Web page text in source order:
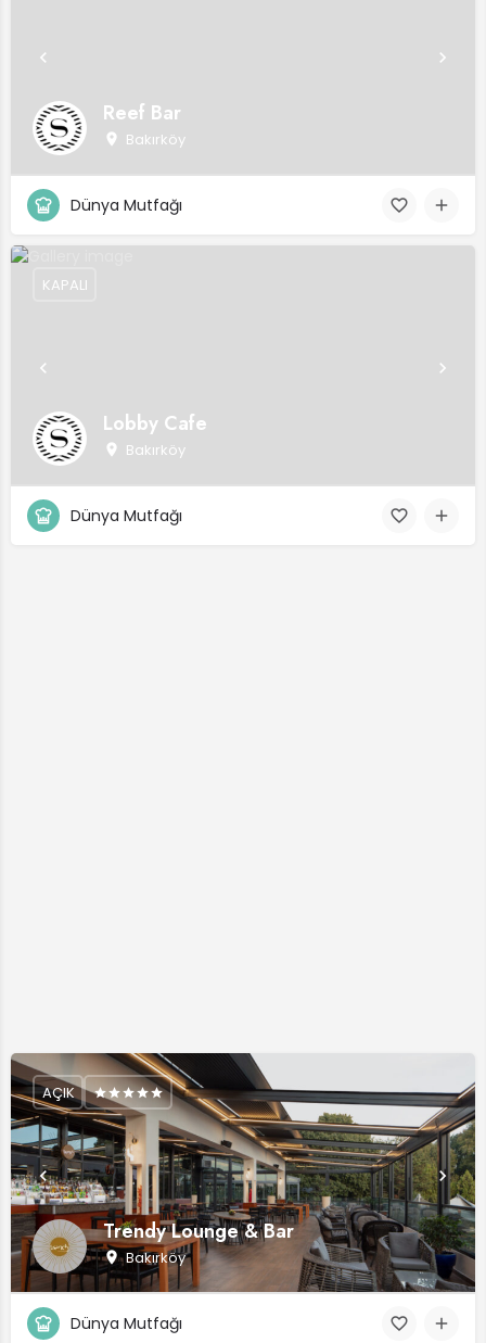
Reef Bar
Bakırköy
Dünya Mutfağı
Lobby Cafe
Bakırköy
KAPALI
Dünya Mutfağı
Trendy Lounge & Bar
Bakırköy
AÇIK
Dünya Mutfağı